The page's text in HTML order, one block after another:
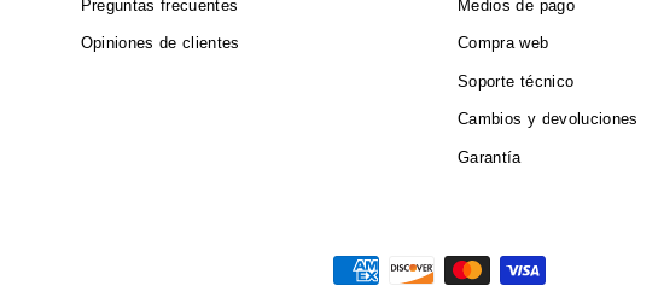
Preguntas frecuentes
Opiniones de clientes
Medios de pago
Compra web
Soporte técnico
Cambios y devoluciones
Garantía